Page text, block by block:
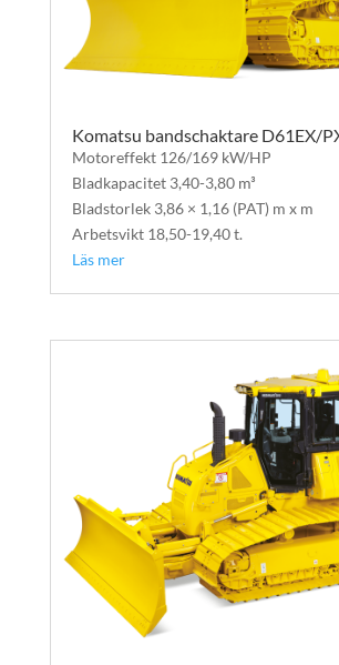
Komatsu bandschaktare D61EX/
Motoreffekt 126/169 kW/HP
Bladkapacitet 3,40-3,80 m³
Bladstorlek 3,86 × 1,16 (PAT) m x m
Arbetsvikt 18,50-19,40 t.
Läs mer